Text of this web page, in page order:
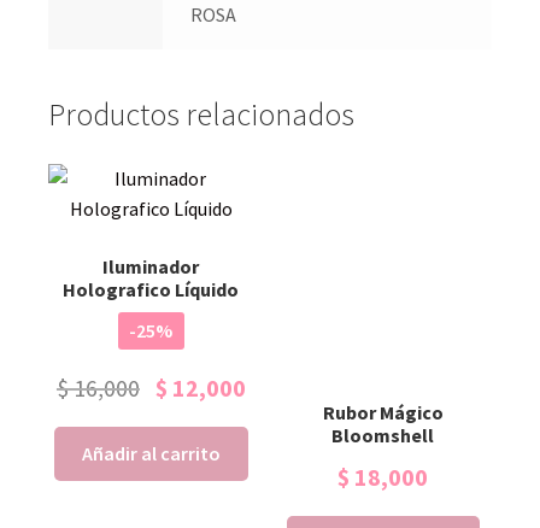
ROSA
Productos relacionados
Iluminador
Holografico Líquido
-25%
$16,000 $ 12,000
Añadir al carrito
Rubor Mágico
Bloomshell
$ 18,000